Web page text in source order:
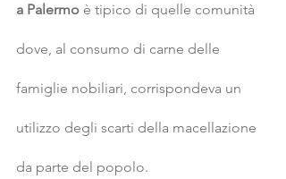
a Palermo è tipico di quelle comunità
dove, al consumo di carne delle
famiglie nobiliari, corrispondeva un
utilizzo degli scarti della macellazione
da parte del popolo.